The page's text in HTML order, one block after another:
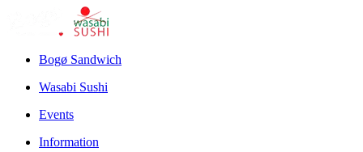
Bogø Sandwich
Wasabi Sushi
Events
Information